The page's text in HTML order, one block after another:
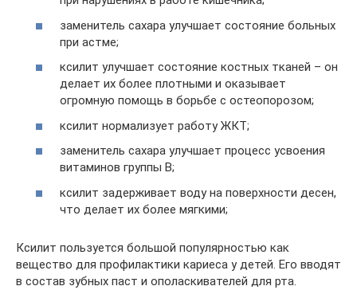
заменитель сахара улучшает состояние больных
при астме;
ксилит улучшает состояние костных тканей – он
делает их более плотными и оказывает
огромную помощь в борьбе с остеопорозом;
ксилит нормализует работу ЖКТ;
заменитель сахара улучшает процесс усвоения
витаминов группы В;
ксилит задерживает воду на поверхности десен,
что делает их более мягкими;
Ксилит пользуется большой популярностью как
вещество для профилактики кариеса у детей. Его вводят
в состав зубных паст и ополаскивателей для рта.